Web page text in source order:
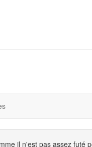
il n'est pas assez futé